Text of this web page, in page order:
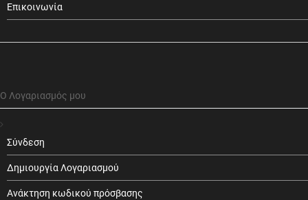
Επικοινωνία
Ο Λογαριασμός μου
Σύνδεση
Δημιουργία Λογαριασμού
Ανάκτηση κωδικού πρόσβασης